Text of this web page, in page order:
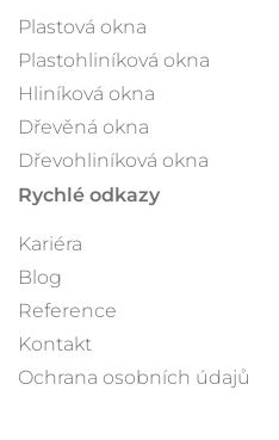
Plastová okna
Plastohliníková okna
Hliníková okna
Dřevěná okna
Dřevohliníková okna
Rychlé odkazy
Kariéra
Blog
Reference
Kontakt
Ochrana osobních údajů